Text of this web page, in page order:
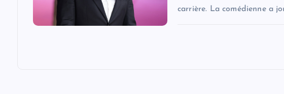
carrière. La comédienne a